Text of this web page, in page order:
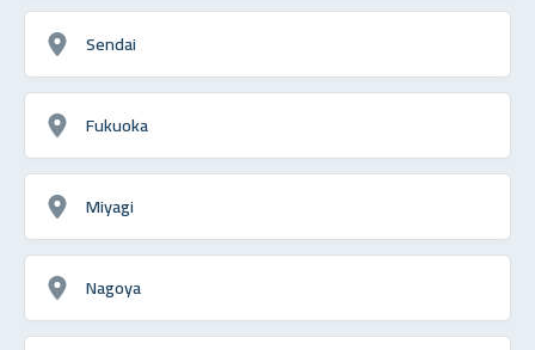
Sendai
Fukuoka
Miyagi
Nagoya